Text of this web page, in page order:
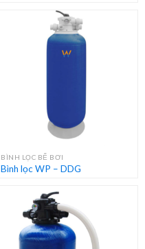
BÌNH LỌC BỂ BƠI
Bình lọc WP – DDG